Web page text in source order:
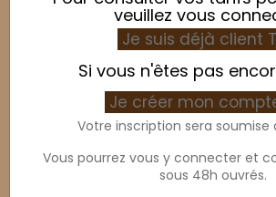
veuillez vous
Je suis déjà client
Si vous n'êtes pas
Je créer mon
Votre inscription sera soumise
Vous pourrez vous y connecter et
sous 48h ouvrés.